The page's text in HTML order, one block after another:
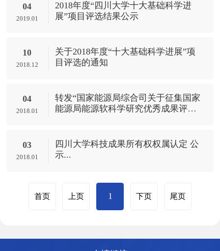
04
2019.01
2018年度“四川大学十大基础科学进
展”项目评选结果公示
10
2018.12
关于2018年度“十大基础科学进展”项
目评选的通知
04
2018.01
转发“国家能源局综合司关于征集国家
能源局能源软科学研究优秀成果评审
03
2018.01
四川大学科技成果所有权权属认定 公
示...
首页 上页 1 下页 尾页